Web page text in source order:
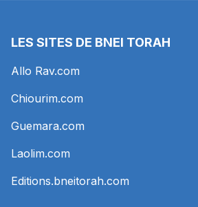
LES SITES DE BNEI TORAH
Allo Rav.com
Chiourim.com
Guemara.com
Laolim.com
Editions.bneitorah.com